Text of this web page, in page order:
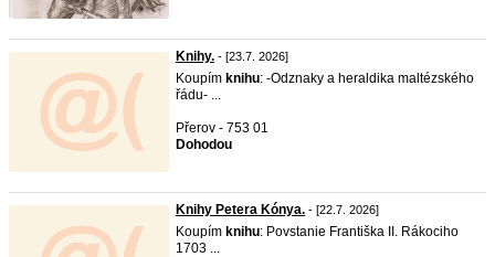
Knihy. - [23.7. 2026]
Koupím knihu: -Odznaky a heraldika maltézského
řádu- ...
Přerov - 753 01
Dohodou
Knihy Petera Kónya. - [22.7. 2026]
Koupím knihu: Povstanie Františka II. Rákociho
1703 ...